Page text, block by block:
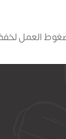
العمل